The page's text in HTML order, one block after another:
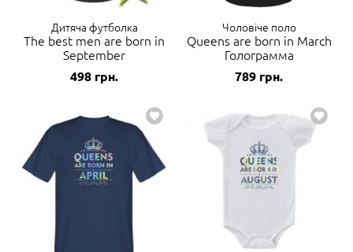
Дитяча футболка
The best men are born in
September
498 грн.
Чоловіче поло
Queens are born in March
Голограмма
789 грн.